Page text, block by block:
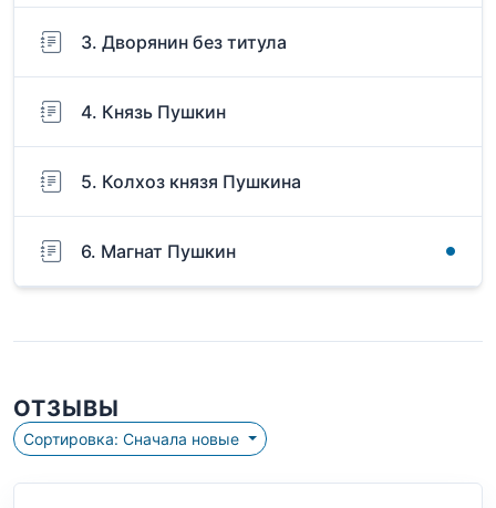
3. Дворянин без титула
4. Князь Пушкин
5. Колхоз князя Пушкина
6. Магнат Пушкин
ОТЗЫВЫ
Сортировка: Сначала новые